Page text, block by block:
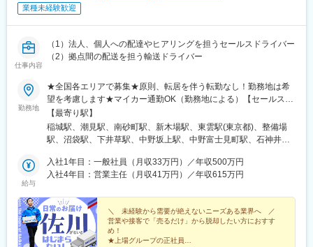
業種未経験歓迎
仕事内容
（1）法人、個人への配達やヒアリングを担うセールスドライバー
（2）拠点間の配送を担う輸送ドライバー
勤務地
★全国各エリアで募集★原則、転居を伴う転勤なし！勤務地は希
望を考慮します★マイカー通勤OK（勤務地による）【セールスド
ライバー】【ルート（輸送）ドライバー】■関東エリア東京、埼
玉、神奈川、千葉、栃木、群馬、茨城■東海エリア愛知、三重、岐
阜、静岡■甲信越エリア新潟、長野、山梨■北陸エリア石川、福
国・四国エリア香川、愛媛、高知、徳島、広島、島根、岡山、山
口、鳥取■九州エリア福岡、長崎、大分、佐賀、熊本、鹿児島、沖
秋田、青森
【最寄り駅】
稲城駅、潮見駅、南砂町駅、新木場駅、東雲駅(東京都)、整備場
駅、沼袋駅、下井草駅、中野坂上駅、中野富士見町駅、石神井公
本庄早稲田駅、和光市駅、番田駅(神奈川県)、久里浜駅、港南台
駅、栢山駅、読売ランド前駅、武蔵新城駅、昭和駅、片岡駅、南
田羅駅、岩宿駅、上州新屋駅、新前橋駅、渋川駅、駒形駅、細谷
駅(群馬県)、千葉ニュータウン中央駅、湖北駅、江見駅、佐倉駅、
新習志野駅、木更津駅、川間駅、江戸川台駅、神立駅、みどりの
駅、野木駅、赤塚駅、下館駅、延方駅、常陸鴻巣駅、日立駅、佐
給与
入社1年目：一般社員（月収33万円）／年収500万円
入社4年目：営業主任（月収41万円）／年収615万円
＼ 未経験から需要が絶えないニーズある業界へ ／
営業や接客で「売るだけ」から脱却したい方におすす
め！
★上場グループの正社員